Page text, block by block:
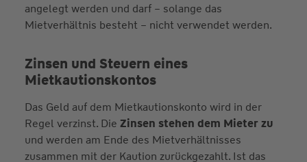
angelegt werden und darf – solange das
Mietverhältnis besteht – nicht verwendet werden.
Zinsen und Steuern eines
Mietkautionskontos
Das Geld auf dem Mietkautionskonto wird in der
Regel verzinst. Die Zinsen stehen dem Mieter zu
und werden am Ende des Mietverhältnisses
zusammen mit der Kaution zurückgezahlt. Ist das